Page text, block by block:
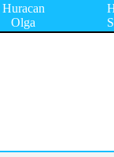
Huracan
Olga